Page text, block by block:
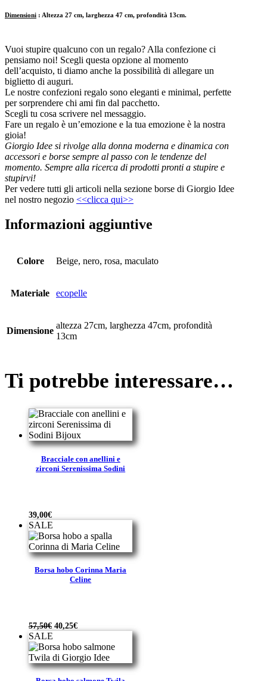
Dimensioni : Altezza 27 cm, larghezza 47 cm, profondità 13cm.
Vuoi stupire qualcuno con un regalo? Alla confezione ci
pensiamo noi! Scegli questa opzione al momento
dell’acquisto, ti diamo anche la possibilità di allegare un
biglietto di auguri.
Le nostre confezioni regalo sono eleganti e minimal, perfette
per sorprendere chi ami fin dal pacchetto.
Scegli tu cosa scrivere nel messaggio.
Fare un regalo è un’emozione e la tua emozione è la nostra
gioia!
Giorgio Idee si rivolge alla donna moderna e dinamica con
accessori e borse sempre al passo con le tendenze del
momento. Sempre alla ricerca di prodotti pronti a stupire e
stupirvi!
Per vedere tutti gli articoli nella sezione borse di Giorgio Idee
nel nostro negozio <<clicca qui>>
Informazioni aggiuntive
Colore Beige, nero, rosa, maculato
Materiale ecopelle
Dimensione
altezza 27cm, larghezza 47cm, profondità
13cm
Ti potrebbe interessare…
Bracciale con anellini e
zirconi Serenissima Sodini
39,00€
SALE
Borsa hobo Corinna Maria
Celine
57,50€ Il
prezzo
originale
era:
57,50€.
40,25€Il
prezzo
attuale
è:
40,25€.
SALE